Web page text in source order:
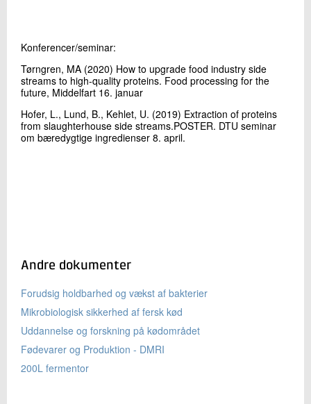
Konferencer/seminar:
Tørngren, MA (2020) How to upgrade food industry side
streams to high-quality proteins. Food processing for the
future, Middelfart 16. januar
Hofer, L., Lund, B., Kehlet, U. (2019) Extraction of proteins
from slaughterhouse side streams.POSTER. DTU seminar
om bæredygtige ingredienser 8. april.
Andre dokumenter
Forudsig holdbarhed og vækst af bakterier
Mikrobiologisk sikkerhed af fersk kød
Uddannelse og forskning på kødområdet
Fødevarer og Produktion - DMRI
200L fermentor